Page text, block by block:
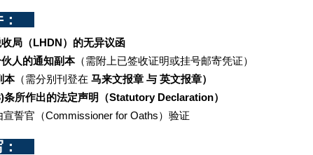
：
局（LHDN）的无异议函
人的通知副本（需附上已签收证明或挂号邮寄凭证）
本（需分别刊登在 马来文报章 与 英文报章）
条所作出的法定声明（Statutory Declaration）
宣誓官（Commissioner for Oaths）验证
：